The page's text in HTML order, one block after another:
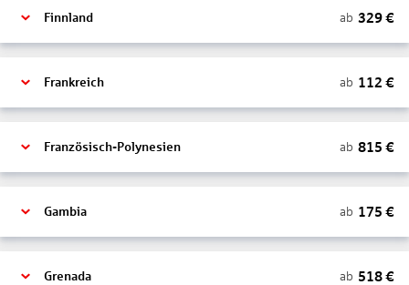
Finnland ab 329€
Frankreich ab 112 €
Französisch-Polynesien ab 815 €
Gambia ab 175 €
Grenada ab 518€